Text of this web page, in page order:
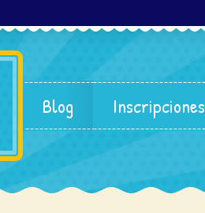
Blog Inscripciones